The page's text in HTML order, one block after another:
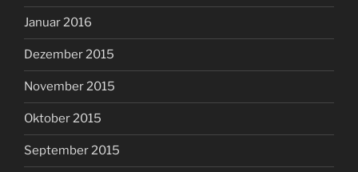
Januar 2016
Dezember 2015
November 2015
Oktober 2015
September 2015